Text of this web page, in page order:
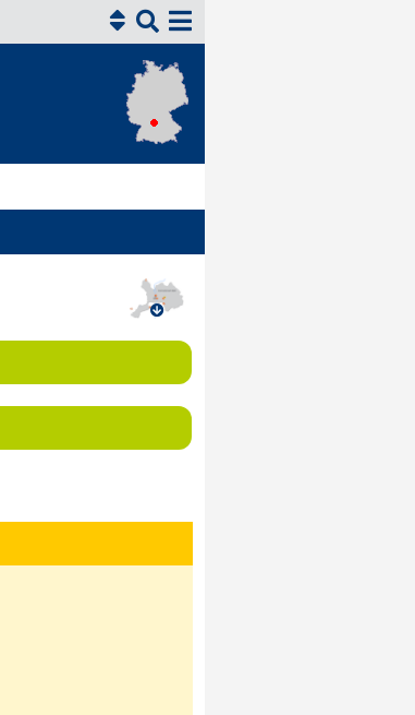


